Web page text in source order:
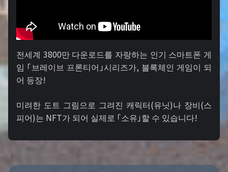
전세계 3800만 다운로드를 자랑하는 인기 스마트폰 게
임 「브레이브 프론티어」시리즈가, 블록체인 게임이 되
어 등장!
미려한 도트 그림으로 그려진 캐릭터(유닛)나 장비(스
피어)는 NFT가 되어 실제로 「소유」할 수 있습니다!